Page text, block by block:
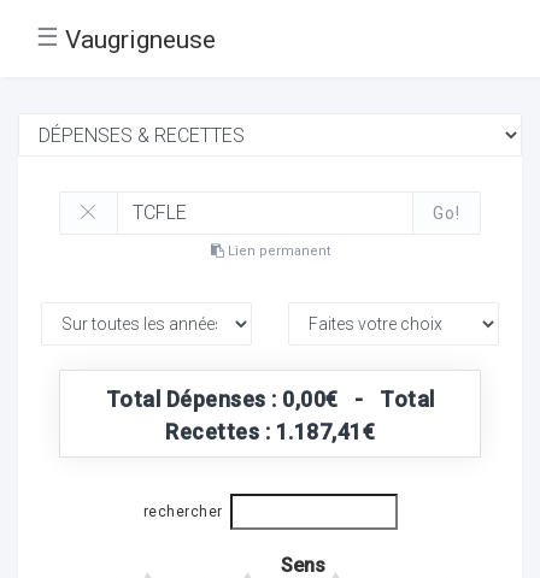
☰ Vaugrigneuse
Go!
Lien permanent
Total Dépenses : 0,00€ - Total
Recettes : 1.187,41€
rechercher
Sens